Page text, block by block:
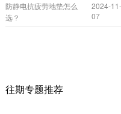
防静电抗疲劳地垫怎么
选？
2024-11-
07
往期专题推荐